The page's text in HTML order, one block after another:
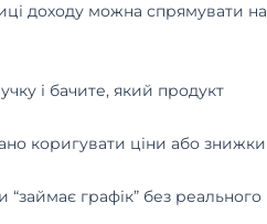
доходу можна спрямувати на
і бачите, який продукт
коригувати ціни або знижки
“займає графік” без реального